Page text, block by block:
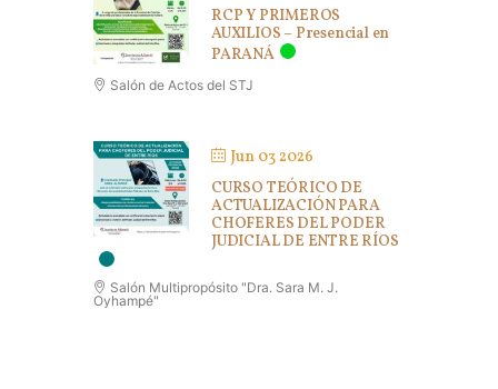
RCP Y PRIMEROS
AUXILIOS – Presencial en
PARANÁ
Salón de Actos del STJ
Jun 03 2026
CURSO TEÓRICO DE
ACTUALIZACIÓN PARA
CHOFERES DEL PODER
JUDICIAL DE ENTRE RÍOS
Salón Multipropósito "Dra. Sara M. J.
Oyhampé"